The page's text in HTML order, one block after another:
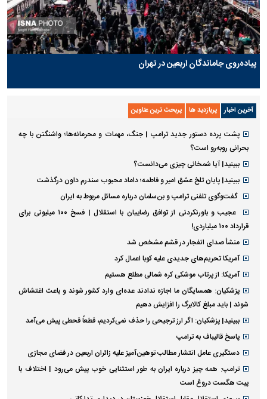
پیاده‌روی جاماندگان اربعین در تهران
آخرین اخبار پربازدید ها پربحث ترین عناوین
پشت پرده دستور جدید ترامپ | جنگ، مهمات و محرمانه‌ها؛ واشنگتن با چه
بحرانی روبه‌رو است؟
ببینید| آیا شمخانی چیزی می‌دانست؟
ببینید| پایان تلخ عشق امیر و فاطمه؛ داماد محبوب سندرم داون درگذشت
گفت‌وگوی تلفنی ترامپ و بن‌سلمان درباره مسائل مربوط به ایران
عجیب و باورنکردنی از توافق رضاییان با استقلال | فسخ ۱۰۰ میلیونی برای
قرارداد ۱۰۰ میلیاردی!
منشأ صدای انفجار در قشم مشخص شد
آمریکا تحریم‌های جدیدی علیه کوبا اعمال کرد
آمریکا: از پرتاب موشکی کره شمالی مطلع هستیم
پزشکیان: همسایگان ما اجازه ندادند عده‌ای وارد کشور شوند و باعث اغتشاش
شوند | باید مبلغ کالابرگ را افزایش دهیم
ببینید| پزشکیان: اگر ارز ترجیحی را حذف نمی‌کردیم، قطعاً قحطی پیش می‌آمد
پاسخ قالیباف به ترامپ
دستگیری عامل انتشار مطالب توهین‌آمیز علیه زائران اربعین در فضای مجازی
ترامپ: همه چیز درباره ایران به طور استثنایی خوب پیش می‌رود | اختلاف با
پیت هگست دروغ است